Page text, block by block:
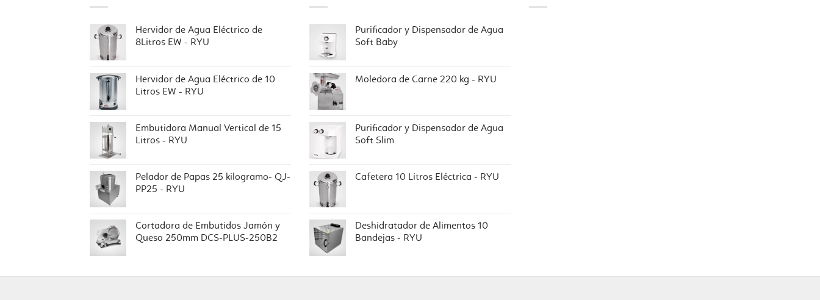
Hervidor de Agua Eléctrico de
8Litros EW - RYU
Hervidor de Agua Eléctrico de 10
Litros EW - RYU
Embutidora Manual Vertical de 15
Litros - RYU
Pelador de Papas 25 kilogramo- QJ-
PP25 - RYU
Cortadora de Embutidos Jamón y
Queso 250mm DCS-PLUS-250B2
Purificador y Dispensador de Agua
Soft Baby
Moledora de Carne 220 kg - RYU
Purificador y Dispensador de Agua
Soft Slim
Cafetera 10 Litros Eléctrica - RYU
Deshidratador de Alimentos 10
Bandejas - RYU